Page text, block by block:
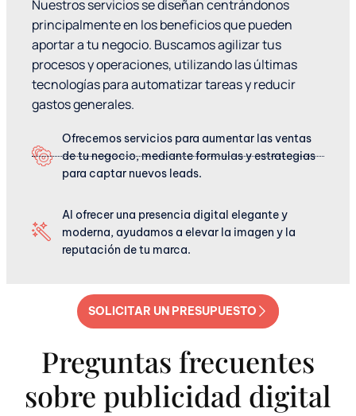
Nuestros servicios se diseñan centrándonos
principalmente en los beneficios que pueden
aportar a tu negocio. Buscamos agilizar tus
procesos y operaciones, utilizando las últimas
tecnologías para automatizar tareas y reducir
gastos generales.
Ofrecemos servicios para aumentar las ventas
de tu negocio, mediante formulas y estrategias
para captar nuevos leads.
Al ofrecer una presencia digital elegante y
moderna, ayudamos a elevar la imagen y la
reputación de tu marca.
SOLICITAR UN PRESUPUESTO
Preguntas frecuentes
sobre publicidad digital